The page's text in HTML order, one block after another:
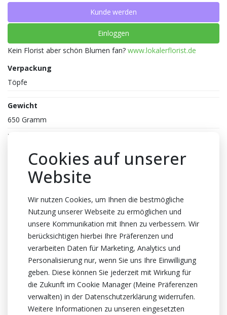
Kunde werden
Einloggen
Kein Florist aber schön Blumen fan? www.lokalerflorist.de
Verpackung
Töpfe
Gewicht
650 Gramm
Farbe
Topfhöhe
60cm Höhe
Züchter
Optiflor
Herkunftsland
Niederlande
Cookies auf unserer
Website
Wir nutzen Cookies, um Ihnen die bestmögliche
Nutzung unserer Webseite zu ermöglichen und
unsere Kommunikation mit Ihnen zu verbessern. Wir
berücksichtigen hierbei Ihre Präferenzen und
verarbeiten Daten für Marketing, Analytics und
Personalisierung nur, wenn Sie uns Ihre Einwilligung
geben. Diese können Sie jederzeit mit Wirkung für
die Zukunft im Cookie Manager (Meine Präferenzen
verwalten) in der Datenschutzerklärung widerrufen.
Weitere Informationen zu unseren eingesetzten